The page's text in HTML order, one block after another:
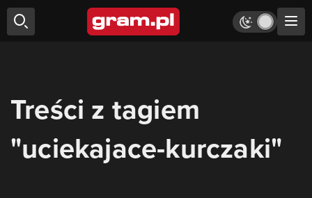
Treści z tagiem
"uciekajace-kurczaki"